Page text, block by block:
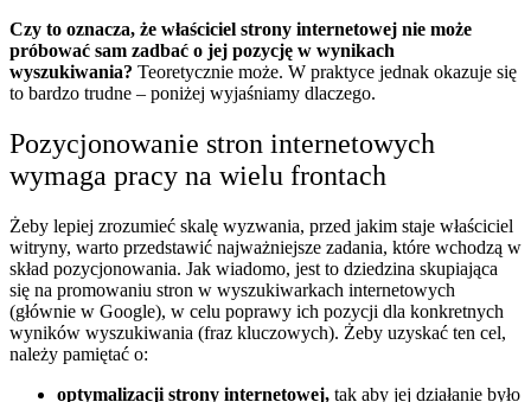
Czy to oznacza, że właściciel strony internetowej nie może
próbować sam zadbać o jej pozycję w wynikach
wyszukiwania? Teoretycznie może. W praktyce jednak okazuje się
to bardzo trudne – poniżej wyjaśniamy dlaczego.
Pozycjonowanie stron internetowych
wymaga pracy na wielu frontach
Żeby lepiej zrozumieć skalę wyzwania, przed jakim staje właściciel
witryny, warto przedstawić najważniejsze zadania, które wchodzą w
skład pozycjonowania. Jak wiadomo, jest to dziedzina skupiająca
się na promowaniu stron w wyszukiwarkach internetowych
(głównie w Google), w celu poprawy ich pozycji dla konkretnych
wyników wyszukiwania (fraz kluczowych). Żeby uzyskać ten cel,
należy pamiętać o:
optymalizacji strony internetowej, tak aby jej działanie było